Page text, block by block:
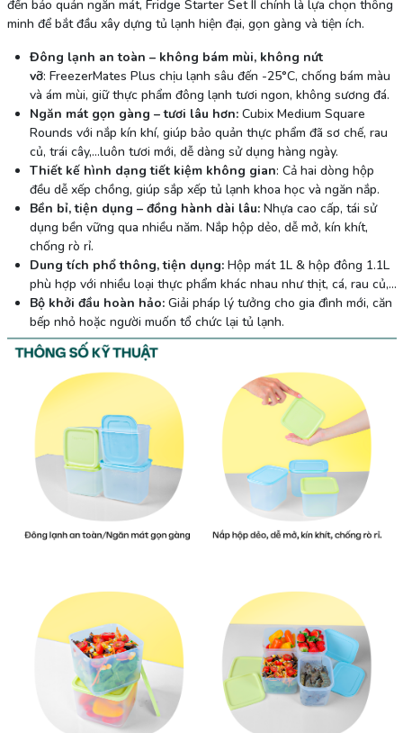
đến bảo quản ngăn mát, Fridge Starter Set II chính là lựa chọn thông
minh để bắt đầu xây dựng tủ lạnh hiện đại, gọn gàng và tiện ích.
Đông lạnh an toàn – không bám mùi, không nứt
vỡ: FreezerMates Plus chịu lạnh sâu đến -25°C, chống bám màu
và ám mùi, giữ thực phẩm đông lạnh tươi ngon, không sương đá.
Ngăn mát gọn gàng – tươi lâu hơn: Cubix Medium Square
Rounds với nắp kín khí, giúp bảo quản thực phẩm đã sơ chế, rau
củ, trái cây,...luôn tươi mới, dễ dàng sử dụng hàng ngày.
Thiết kế hình dạng tiết kiệm không gian: Cả hai dòng hộp
đều dễ xếp chồng, giúp sắp xếp tủ lạnh khoa học và ngăn nắp.
Bền bỉ, tiện dụng – đồng hành dài lâu: Nhựa cao cấp, tái sử
dụng bền vững qua nhiều năm. Nắp hộp dẻo, dễ mở, kín khít,
chống rò rỉ.
Dung tích phổ thông, tiện dụng:Hộp mát 1L & hộp đông 1.1L
phù hợp với nhiều loại thực phẩm khác nhau như thịt, cá, rau củ,...
Bộ khởi đầu hoàn hảo:Giải pháp lý tưởng cho gia đình mới, căn
bếp nhỏ hoặc người muốn tổ chức lại tủ lạnh.